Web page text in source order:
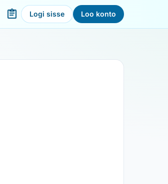
Logi sisse Loo konto